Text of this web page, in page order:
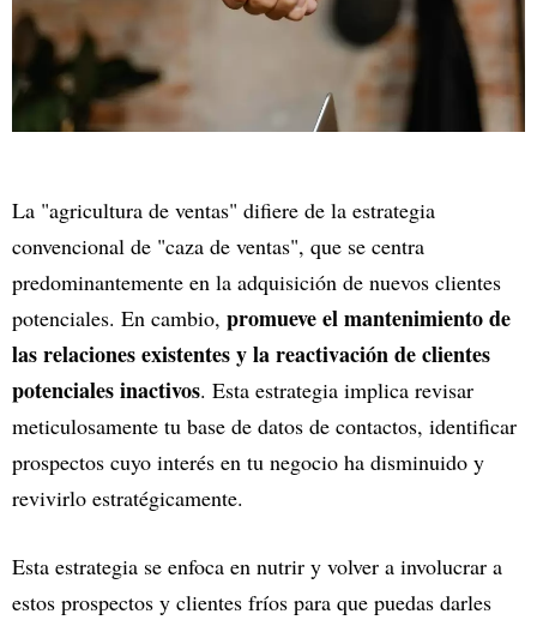
La "agricultura de ventas" difiere de la estrategia
convencional de "caza de ventas", que se centra
predominantemente en la adquisición de nuevos clientes
potenciales. En cambio, promueve el mantenimiento de
las relaciones existentes y la reactivación de clientes
potenciales inactivos. Esta estrategia implica revisar
meticulosamente tu base de datos de contactos, identificar
prospectos cuyo interés en tu negocio ha disminuido y
revivirlo estratégicamente.
Esta estrategia se enfoca en nutrir y volver a involucrar a
estos prospectos y clientes fríos para que puedas darles